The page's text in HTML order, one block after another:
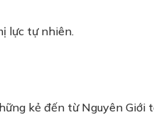
lực tự nhiên.
kẻ đến từ Nguyên Giới